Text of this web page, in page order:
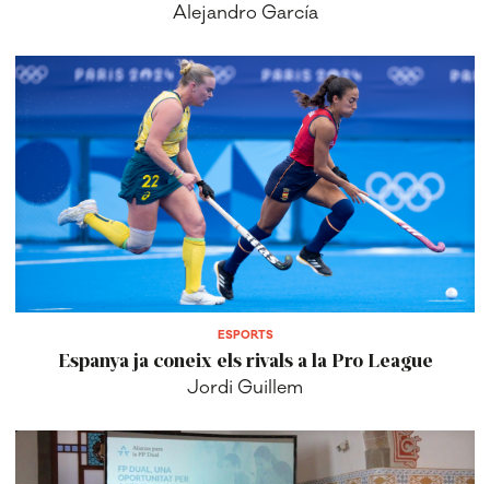
Alejandro García
ESPORTS
Espanya ja coneix els rivals a la Pro League
Jordi Guillem